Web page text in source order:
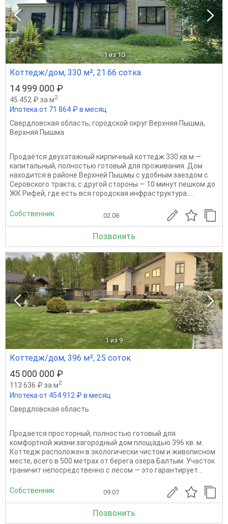
1 из 10
Коттедж/дом, 330 м², 21.66 сотка
14 999 000 ₽
45 452 ₽ за м2
Ипотека от 71 864 ₽ в месяц
Свердловская область, городской округ Верхняя Пышма,
Верхняя Пышма
Продаётся двухэтажный кирпичный коттедж 330 кв.м —
капитальный, полностью готовый для проживания. Дом
находится в районе Верхней Пышмы с удобным заездом с
Серовского тракта; с другой стороны — 10 минут пешком до
ЖК Рифей, где есть вся городская инфраструктура....
Собственник 02.08
Позвонить
1 из 9
Коттедж/дом, 396 м², 25 соток
45 000 000 ₽
113 636 ₽ за м2
Ипотека от 454 912 ₽ в месяц
Свердловская область
Продается просторный, полностью готовый для
комфортной жизни загородный дом площадью 396 кв. м.
Коттедж расположен в экологически чистом и живописном
месте, всего в 500 метрах от берега озера Балтым. Участок
граничит непосредственно с лесом — это гарантирует...
Собственник 09.07
Позвонить